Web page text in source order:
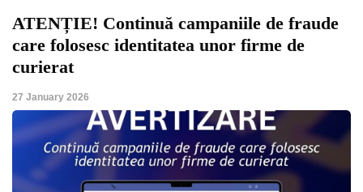
ATENȚIE! Continuă campaniile de fraude
care folosesc identitatea unor firme de
curierat
27 January 2026